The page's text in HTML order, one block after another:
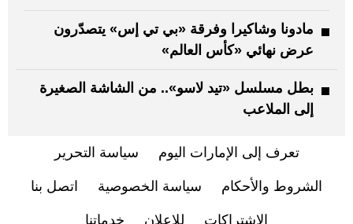
مادونا وشاكيرا وفرقة «بي تي إس» يتصدّرون
عرض نهائي «كأس العالم»
بطل مسلسل «تيد لاسو».. من الشاشة الصغيرة
إلى الملاعب
تعرف إلى الإمارات اليوم سياسة التحرير
الشروط والأحكام سياسة الخصوصية اتصل بنا
الاشتراكات للإعلان خدماتنا